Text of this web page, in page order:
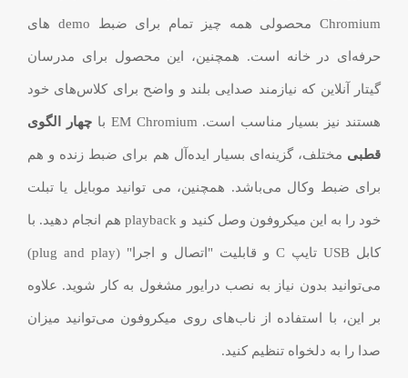
Chromium محصولی همه چیز تمام برای ضبط demo های
حرفه‌ای در خانه است. همچنین، این محصول برای مدرسان
گیتار آنلاین که نیازمند صدایی بلند و واضح برای کلاس‌های خود
هستند نیز بسیار مناسب است. EM Chromium با چهار الگوی
قطبی مختلف، گزینه‌ای بسیار ایده‌آل هم برای ضبط زنده و هم
برای ضبط وکال می‌باشد. همچنین، می توانید موبایل یا تبلت
خود را به این میکروفون وصل کنید و playback هم انجام دهید. با
کابل USB تایپ C و قابلیت "اتصال و اجرا" (plug and play)
می‌توانید بدون نیاز به نصب درایور مشغول به کار شوید. علاوه
بر این، با استفاده از ناب‌های روی میکروفون می‌توانید میزان
صدا را به دلخواه تنظیم کنید.